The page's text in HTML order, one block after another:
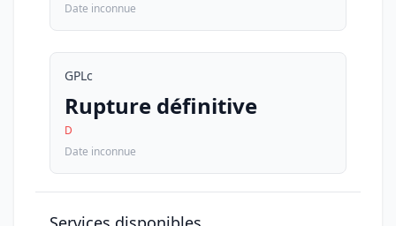
Date inconnue
GPLc
Rupture définitive
D
Date inconnue